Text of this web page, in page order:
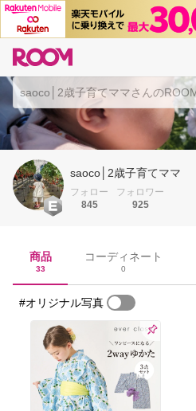
saoco│2歳子育てママ
フォロー
845
フォロワー
925
商品
33
コーディネート
0
#オリジナル写真